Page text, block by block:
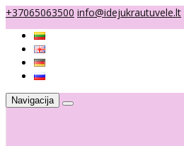
+37065063500 info@idejukrautuvele.lt
Navigacija